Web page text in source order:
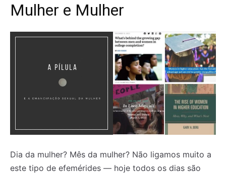
Mulher e Mulher
Dia da mulher? Mês da mulher? Não ligamos muito a
este tipo de efemérides — hoje todos os dias são